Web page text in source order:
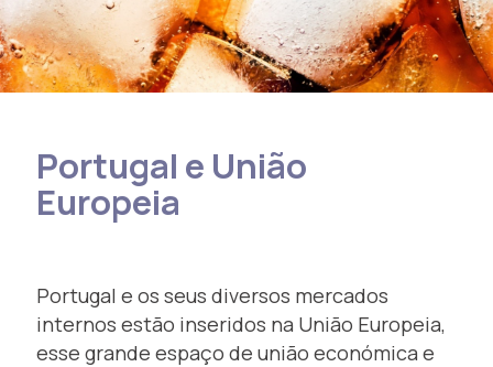
Portugal e União
Europeia
Portugal e os seus diversos mercados
internos estão inseridos na União Europeia,
esse grande espaço de união económica e